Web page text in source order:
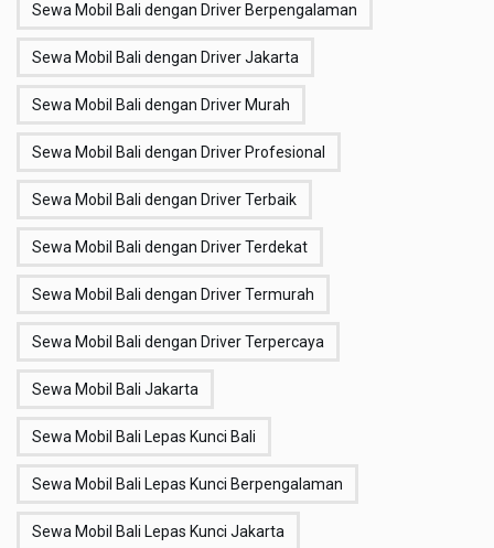
Sewa Mobil Bali dengan Driver Berpengalaman
Sewa Mobil Bali dengan Driver Jakarta
Sewa Mobil Bali dengan Driver Murah
Sewa Mobil Bali dengan Driver Profesional
Sewa Mobil Bali dengan Driver Terbaik
Sewa Mobil Bali dengan Driver Terdekat
Sewa Mobil Bali dengan Driver Termurah
Sewa Mobil Bali dengan Driver Terpercaya
Sewa Mobil Bali Jakarta
Sewa Mobil Bali Lepas Kunci Bali
Sewa Mobil Bali Lepas Kunci Berpengalaman
Sewa Mobil Bali Lepas Kunci Jakarta